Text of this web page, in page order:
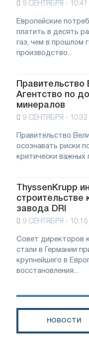
9 СЕНТЯБРЯ - 10:41
Европейские
платить в десять
газ, чем в прошлом
производство...
Агентство по
минералов
9 СЕНТЯБРЯ - 10:32
Правительство
осознавать риски
критически важных
ThyssenKrupp
строительстве
завода DRI
9 СЕНТЯБРЯ - 10:16
Совет директоров
стали в Германии
крупнейшего в
восстановления...
НОВОСТИ